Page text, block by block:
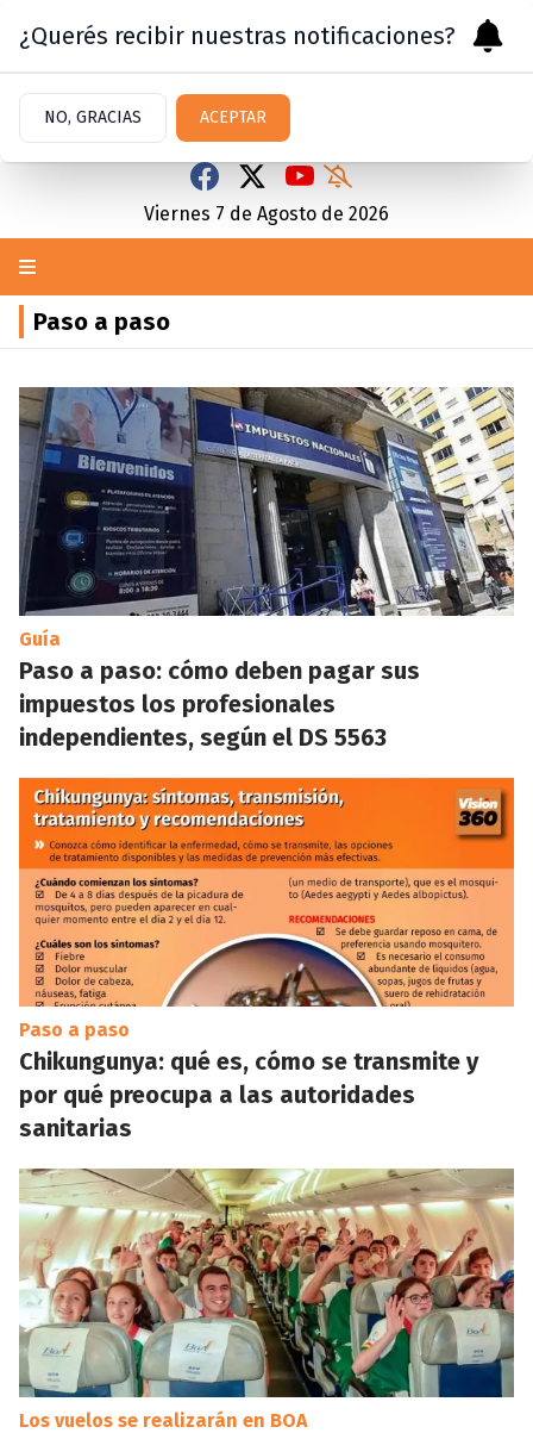
Viernes 7 de Agosto de 2026
Paso a paso
Guía
Paso a paso: cómo deben pagar sus
impuestos los profesionales
independientes, según el DS 5563
Paso a paso
Chikungunya: qué es, cómo se transmite y
por qué preocupa a las autoridades
sanitarias
Los vuelos se realizarán en BOA
¿Querés recibir nuestras notificaciones?
NO, GRACIAS ACEPTAR